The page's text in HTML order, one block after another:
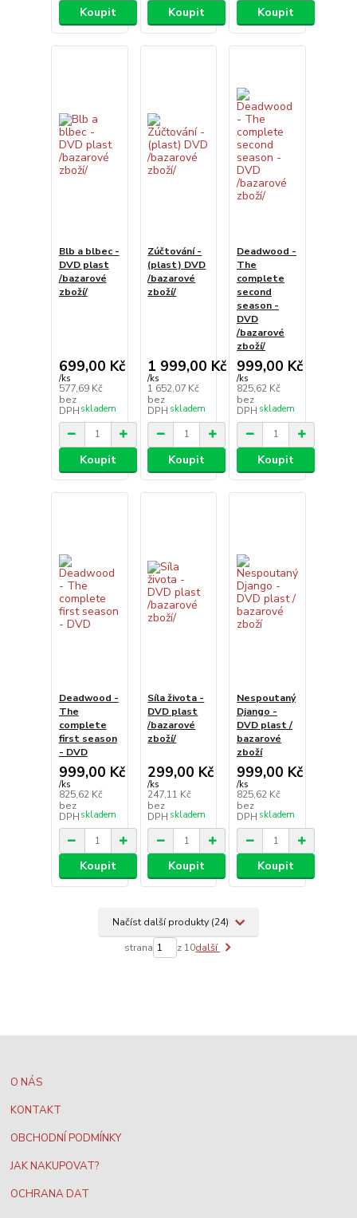
Koupit Koupit Koupit
Blb a blbec -
DVD plast
/bazarové
zboží/
699,00 Kč
/ks
577,69 Kč
bez
DPH skladem
Koupit
Zúčtování -
(plast) DVD
/bazarové
zboží/
1 999,00 Kč
/ks
1 652,07 Kč
bez
DPH skladem
Koupit
Deadwood -
The
complete
second
season -
DVD
/bazarové
zboží/
999,00 Kč
/ks
825,62 Kč
bez
DPH skladem
Koupit
Deadwood -
The
complete
first season
- DVD
999,00 Kč
/ks
825,62 Kč
bez
DPH skladem
Koupit
Síla života -
DVD plast
/bazarové
zboží/
299,00 Kč
/ks
247,11 Kč
bez
DPH skladem
Koupit
Nespoutaný
Django -
DVD plast /
bazarové
zboží
999,00 Kč
/ks
825,62 Kč
bez
DPH skladem
Koupit
Načíst další produkty (24)
strana z 10další
O NÁS
KONTAKT
OBCHODNÍ PODMÍNKY
JAK NAKUPOVAT?
OCHRANA DAT